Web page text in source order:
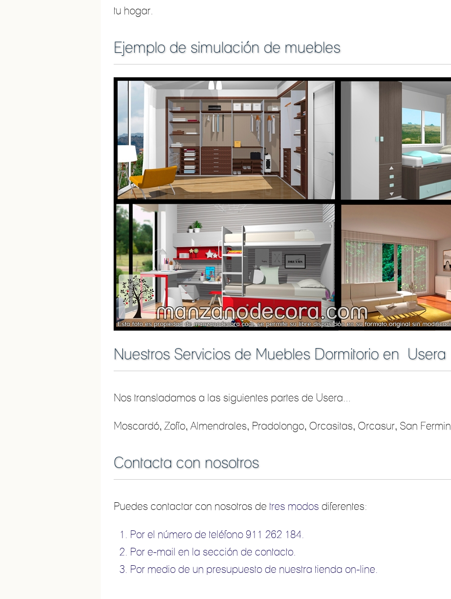
tu hogar.
Ejemplo de simulación de muebles
Nuestros Servicios de Muebles Dormitorio en Usera
Nos transladamos a las siguientes partes de Usera...
Moscardó, Zofío, Almendrales, Pradolongo, Orcasitas, Orcasur, San Fermin.
Contacta con nosotros
Puedes contactar con nosotros de tres modos diferentes:
Por el número de teléfono 911 262 184
Por e-mail en la sección de contacto.
Por medio de un presupuesto de nuestra tienda on-line